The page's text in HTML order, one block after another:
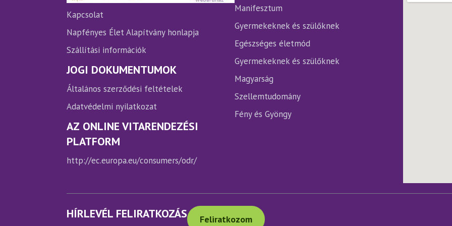
Kapcsolat
Napfényes Élet Alapítvány honlapja
Szállítási információk
JOGI DOKUMENTUMOK
Általános szerződési feltételek
Adatvédelmi nyilatkozat
AZ ONLINE VITARENDEZÉSI
PLATFORM
http://ec.europa.eu/consumers/odr/
Manifesztum
Gyermekeknek és szülőknek
Egészséges életmód
Gyermekeknek és szülőknek
Magyarság
Szellemtudomány
Fény és Gyöngy
HÍRLEVÉL FELIRATKOZÁS Feliratkozom